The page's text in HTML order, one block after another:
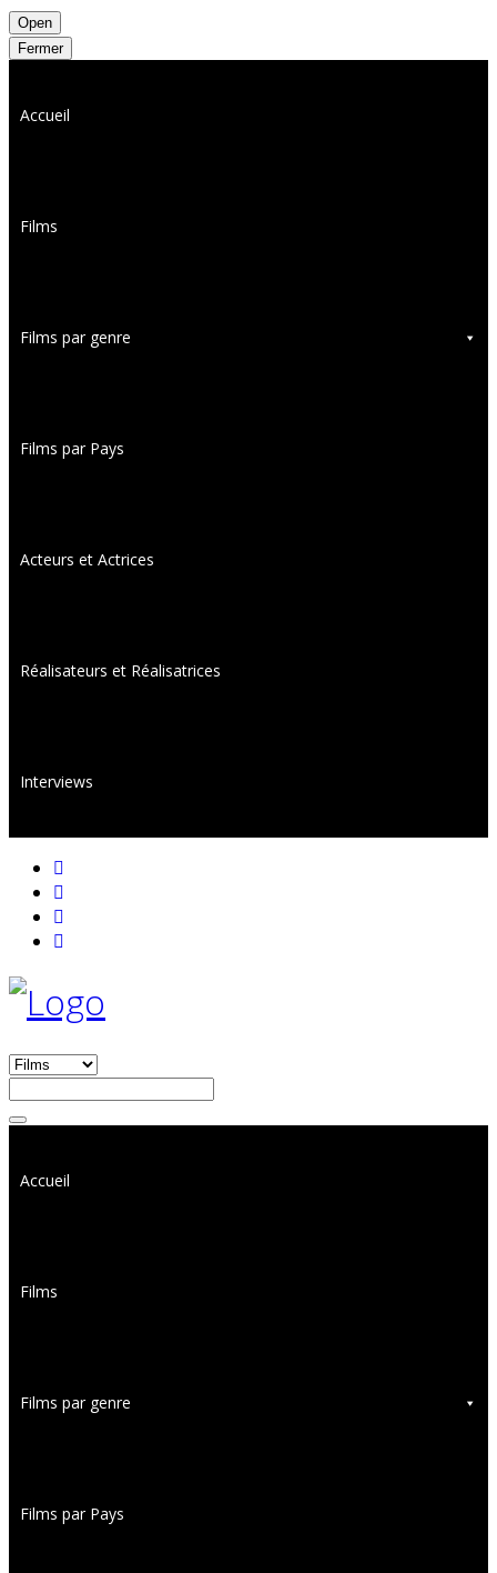
Open
Fermer
Accueil
Films
Films par genre
Films par Pays
Acteurs et Actrices
Réalisateurs et Réalisatrices
Interviews
Accueil
Films
Films par genre
Films par Pays